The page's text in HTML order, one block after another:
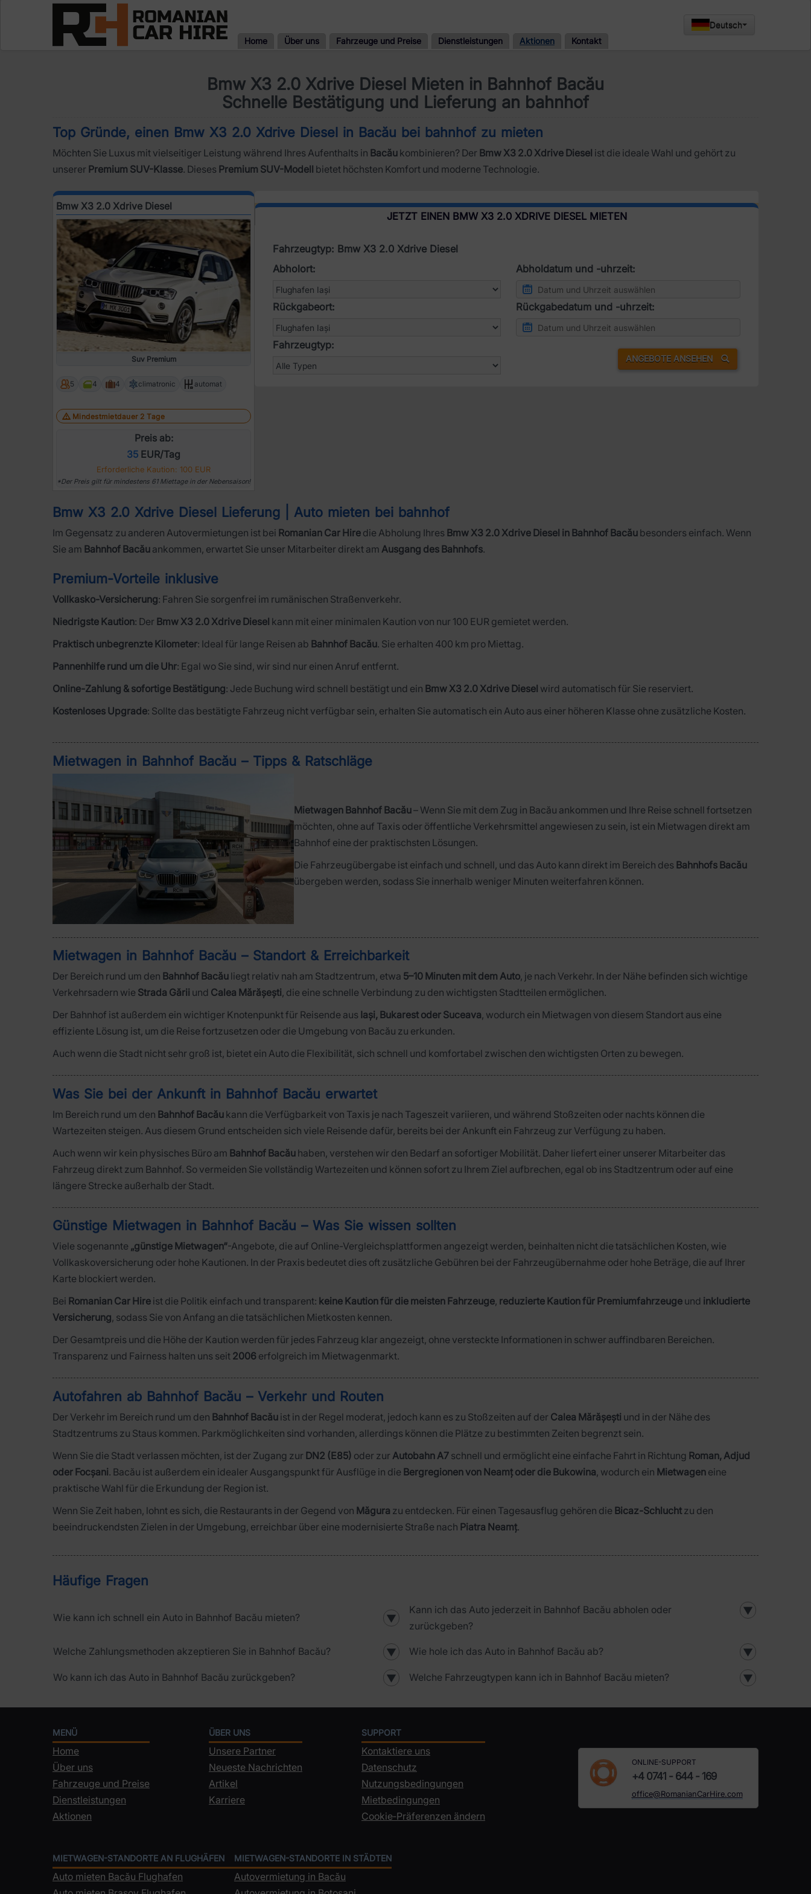
Home Über uns Fahrzeuge und Preise Dienstleistungen Aktionen Kontakt
Deutsch
Bmw X3 2.0 Xdrive Diesel Mieten in Bahnhof Bacău
Schnelle Bestätigung und Lieferung an bahnhof
Top Gründe, einen Bmw X3 2.0 Xdrive Diesel in Bacău bei bahnhof zu mieten
Möchten Sie Luxus mit vielseitiger Leistung während Ihres Aufenthalts in Bacău kombinieren? Der Bmw X3 2.0 Xdrive Diesel ist die ideale Wahl und gehört zu
unserer Premium SUV-Klasse. Dieses Premium SUV-Modell bietet höchsten Komfort und moderne Technologie.
Bmw X3 2.0 Xdrive Diesel
Suv Premium
5 4 4 climatronic automat
Mindestmietdauer 2 Tage
Preis ab:
35 EUR/Tag
Erforderliche Kaution: 100 EUR
*Der Preis gilt für mindestens 61 Miettage in der Nebensaison!
JETZT EINEN BMW X3 2.0 XDRIVE DIESEL MIETEN
Fahrzeugtyp: Bmw X3 2.0 Xdrive Diesel
Abholort:
Abholdatum und -uhrzeit:
Rückgabeort: Rückgabedatum und -uhrzeit:
Fahrzeugtyp:
ANGEBOTE ANSEHEN
Bmw X3 2.0 Xdrive Diesel Lieferung | Auto mieten bei bahnhof
Im Gegensatz zu anderen Autovermietungen ist bei Romanian Car Hire die Abholung Ihres Bmw X3 2.0 Xdrive Diesel in Bahnhof Bacău besonders einfach. Wenn
Sie am Bahnhof Bacău ankommen, erwartet Sie unser Mitarbeiter direkt am Ausgang des Bahnhofs.
Premium-Vorteile inklusive
Vollkasko-Versicherung: Fahren Sie sorgenfrei im rumänischen Straßenverkehr.
Niedrigste Kaution: Der Bmw X3 2.0 Xdrive Diesel kann mit einer minimalen Kaution von nur 100 EUR gemietet werden.
Praktisch unbegrenzte Kilometer: Ideal für lange Reisen ab Bahnhof Bacău. Sie erhalten 400 km pro Miettag.
Pannenhilfe rund um die Uhr: Egal wo Sie sind, wir sind nur einen Anruf entfernt.
Online-Zahlung & sofortige Bestätigung: Jede Buchung wird schnell bestätigt und ein Bmw X3 2.0 Xdrive Diesel wird automatisch für Sie reserviert.
Kostenloses Upgrade: Sollte das bestätigte Fahrzeug nicht verfügbar sein, erhalten Sie automatisch ein Auto aus einer höheren Klasse ohne zusätzliche Kosten.
Mietwagen in Bahnhof Bacău – Tipps & Ratschläge
Mietwagen Bahnhof Bacău– Wenn Sie mit dem Zug in Bacău ankommen und Ihre Reise schnell fortsetzen
möchten, ohne auf Taxis oder öffentliche Verkehrsmittel angewiesen zu sein, ist ein Mietwagen direkt am
Bahnhof eine der praktischsten Lösungen.
Die Fahrzeugübergabe ist einfach und schnell, und das Auto kann direkt im Bereich des Bahnhofs Bacău
übergeben werden, sodass Sie innerhalb weniger Minuten weiterfahren können.
Mietwagen in Bahnhof Bacău – Standort & Erreichbarkeit
Der Bereich rund um den Bahnhof Bacău liegt relativ nah am Stadtzentrum, etwa 5–10 Minuten mit dem Auto, je nach Verkehr. In der Nähe befinden sich wichtige
Verkehrsadern wie Strada Gării und Calea Mărășești, die eine schnelle Verbindung zu den wichtigsten Stadtteilen ermöglichen.
Der Bahnhof ist außerdem ein wichtiger Knotenpunkt für Reisende aus Iași, Bukarest oder Suceava, wodurch ein Mietwagen von diesem Standort aus eine
effiziente Lösung ist, um die Reise fortzusetzen oder die Umgebung von Bacău zu erkunden.
Auch wenn die Stadt nicht sehr groß ist, bietet ein Auto die Flexibilität, sich schnell und komfortabel zwischen den wichtigsten Orten zu bewegen.
Was Sie bei der Ankunft in Bahnhof Bacău erwartet
Im Bereich rund um den Bahnhof Bacău kann die Verfügbarkeit von Taxis je nach Tageszeit variieren, und während Stoßzeiten oder nachts können die
Wartezeiten steigen. Aus diesem Grund entscheiden sich viele Reisende dafür, bereits bei der Ankunft ein Fahrzeug zur Verfügung zu haben.
Auch wenn wir kein physisches Büro am Bahnhof Bacău haben, verstehen wir den Bedarf an sofortiger Mobilität. Daher liefert einer unserer Mitarbeiter das
Fahrzeug direkt zum Bahnhof. So vermeiden Sie vollständig Wartezeiten und können sofort zu Ihrem Ziel aufbrechen, egal ob ins Stadtzentrum oder auf eine
längere Strecke außerhalb der Stadt.
Günstige Mietwagen in Bahnhof Bacău – Was Sie wissen sollten
Viele sogenannte „günstige Mietwagen“-Angebote, die auf Online-Vergleichsplattformen angezeigt werden, beinhalten nicht die tatsächlichen Kosten, wie
Vollkaskoversicherung oder hohe Kautionen. In der Praxis bedeutet dies oft zusätzliche Gebühren bei der Fahrzeugübernahme oder hohe Beträge, die auf Ihrer
Karte blockiert werden.
Bei Romanian Car Hire ist die Politik einfach und transparent: keine Kaution für die meisten Fahrzeuge, reduzierte Kaution für Premiumfahrzeuge und inkludierte
Versicherung, sodass Sie von Anfang an die tatsächlichen Mietkosten kennen.
Der Gesamtpreis und die Höhe der Kaution werden für jedes Fahrzeug klar angezeigt, ohne versteckte Informationen in schwer auffindbaren Bereichen.
Transparenz und Fairness halten uns seit 2006 erfolgreich im Mietwagenmarkt.
Autofahren ab Bahnhof Bacău – Verkehr und Routen
Der Verkehr im Bereich rund um den Bahnhof Bacău ist in der Regel moderat, jedoch kann es zu Stoßzeiten auf der Calea Mărășești und in der Nähe des
Stadtzentrums zu Staus kommen. Parkmöglichkeiten sind vorhanden, allerdings können die Plätze zu bestimmten Zeiten begrenzt sein.
Wenn Sie die Stadt verlassen möchten, ist der Zugang zur DN2 (E85) oder zur Autobahn A7 schnell und ermöglicht eine einfache Fahrt in Richtung Roman, Adjud
oder Focșani. Bacău ist außerdem ein idealer Ausgangspunkt für Ausflüge in die Bergregionen von Neamț oder die Bukowina, wodurch ein Mietwagen eine
praktische Wahl für die Erkundung der Region ist.
Wenn Sie Zeit haben, lohnt es sich, die Restaurants in der Gegend von Măgura zu entdecken. Für einen Tagesausflug gehören die Bicaz-Schlucht zu den
beeindruckendsten Zielen in der Umgebung, erreichbar über eine modernisierte Straße nach Piatra Neamț.
Häufige Fragen
Wie kann ich schnell ein Auto in Bahnhof Bacău mieten? ▼
Kann ich das Auto jederzeit in Bahnhof Bacău abholen oder
zurückgeben?
▼
Welche Zahlungsmethoden akzeptieren Sie in Bahnhof Bacău? ▼ Wie hole ich das Auto in Bahnhof Bacău ab? ▼
Wo kann ich das Auto in Bahnhof Bacău zurückgeben? ▼ Welche Fahrzeugtypen kann ich in Bahnhof Bacău mieten? ▼
MENÜ
Home
Über uns
Fahrzeuge und Preise
Dienstleistungen
Aktionen
ÜBER UNS
Unsere Partner
Neueste Nachrichten
Artikel
Karriere
SUPPORT
Kontaktiere uns
Datenschutz
Nutzungsbedingungen
Mietbedingungen
Cookie‑Präferenzen ändern
ONLINE-SUPPORT
+4 0741 - 644 - 169
office@RomanianCarHire.com
MIETWAGEN-STANDORTE AN FLUGHÄFEN
Auto mieten Bacău Flughafen
MIETWAGEN-STANDORTE IN STÄDTEN
Autovermietung in Bacău